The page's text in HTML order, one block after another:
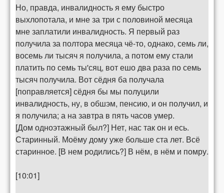
Но, правда, инвалидность я ему быстро
выхлопотала, и мне за три с половиной месяца
мне заплатили инвалидность. Я первый раз
получила за полтора месяца чё-то, однако, семь ли,
восемь ли тысяч я получила, а потом ему стали
платить по семь ты'сяц, вот ешо два раза по семь
тысяч получила. Вот сёдня ба получала
[поправляется] сёдня бы мы полуцили
инвалидность, ну, в обшэм, пенсию, и он получил, и
я получила; а на завтра в пять часов умер.
[Дом одноэтажный был?] Нет, нас так он и есь.
Старинный. Моёму дому уже больше ста лет. Всё
старинное. [В нем родились?] В нём, в нём и помру.
[10:01]